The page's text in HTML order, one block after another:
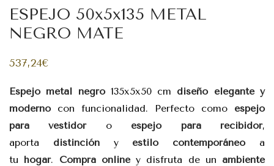
ESPEJO 50x5x135 METAL
NEGRO MATE
537,24€
Espejo metal negro135x5x50 cm diseño elegante y
modernocon funcionalidad. Perfecto como espejo
para vestidoro espejo para recibidor,
aporta distincióny estilo contemporáneoa
tu hogar. Compra onliney disfruta de un ambiente